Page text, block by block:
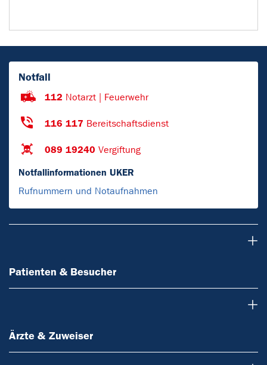
Notfall
112 Notarzt | Feuerwehr
116 117 Bereitschaftsdienst
089 19240 Vergiftung
Notfallinformationen UKER
Rufnummern und Notaufnahmen
Patienten & Besucher
Ärzte & Zuweiser